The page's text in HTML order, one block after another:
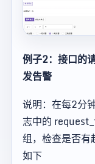
例子2：接口的
发告警
说明：在每2分
志中的
组，检查是否
如下